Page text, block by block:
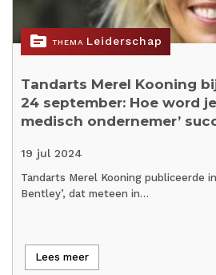
topic THEMA Leiderschap
Tandarts Merel Kooning
24 september: Hoe word
medisch ondernemer’
19 jul 2024
Tandarts Merel Kooning publiceerde
Bentley’, dat meteen in…
Lees meer